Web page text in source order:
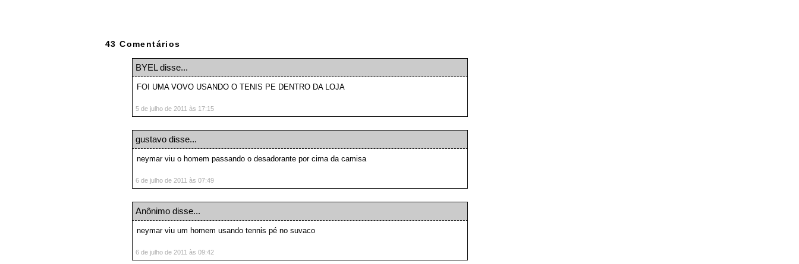
43 Comentários
BYELdisse...
FOI UMA VOVO USANDO O TENIS PE DENTRO DA LOJA
5 de julho de 2011 às 17:15
gustavo disse...
neymar viu o homem passando o desadorante por cima da camisa
6 de julho de 2011 às 07:49
Anônimo disse...
neymar viu um homem usando tennis pé no suvaco
6 de julho de 2011 às 09:42